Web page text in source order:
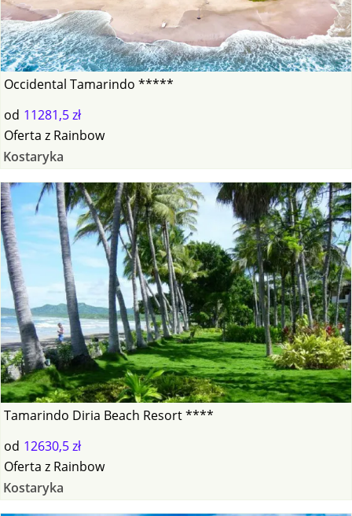
Occidental Tamarindo *****
od 11281,5 zł
Oferta z Rainbow
Kostaryka
Tamarindo Diria Beach Resort ****
od 12630,5 zł
Oferta z Rainbow
Kostaryka